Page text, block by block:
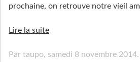
prochaine, on retrouve notre vieil
Lire la suite
Par taupo, samedi 8 novembre 2014.